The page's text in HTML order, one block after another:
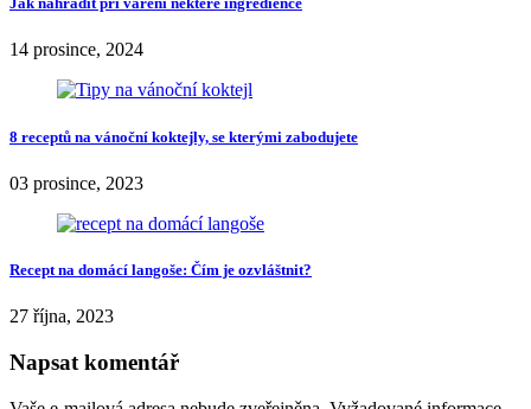
14 prosince, 2024
8 receptů na vánoční koktejly, se kterými zabodujete
03 prosince, 2023
Recept na domácí langoše: Čím je ozvláštnit?
27 října, 2023
Napsat komentář